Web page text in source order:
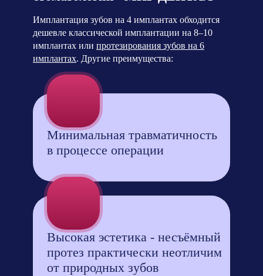
Имплантация зубов на 4 имплантах обходится
дешевле классической имплантации на 8–10
имплантах или протезирования зубов на 6
имплантах. Другие преимущества:
Минимальная травматичность
в процессе операции
Высокая эстетика - несъёмный
протез практически неотличим
от природных зубов